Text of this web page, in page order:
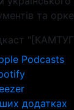
та
Podcasts
додатках